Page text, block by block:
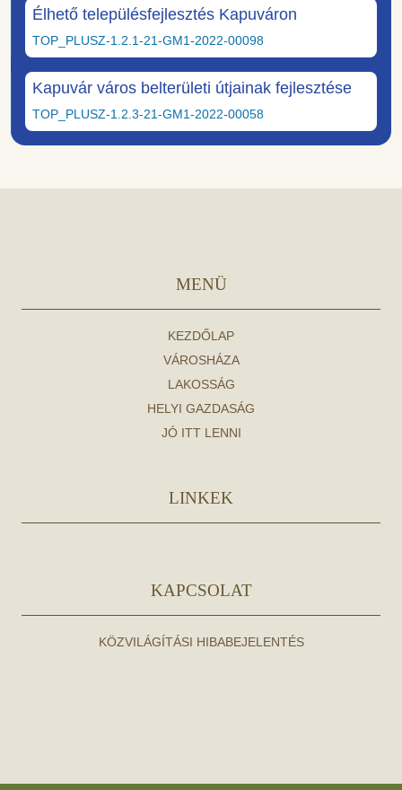
Élhető településfejlesztés Kapuváron
TOP_PLUSZ-1.2.1-21-GM1-2022-00098
Kapuvár város belterületi útjainak fejlesztése
TOP_PLUSZ-1.2.3-21-GM1-2022-00058
MENÜ
KEZDŐLAP
VÁROSHÁZA
LAKOSSÁG
HELYI GAZDASÁG
JÓ ITT LENNI
LINKEK
KAPCSOLAT
KÖZVILÁGÍTÁSI HIBABEJELENTÉS